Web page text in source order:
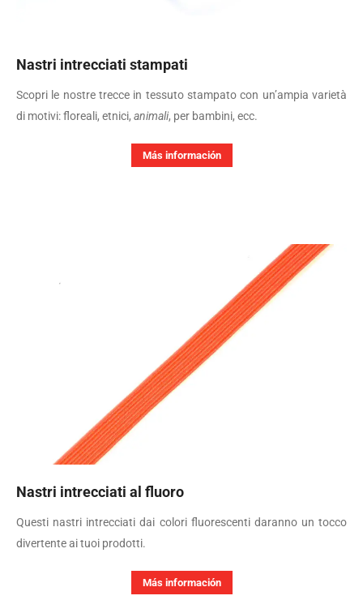
Nastri intrecciati stampati
Scopri le nostre trecce in tessuto stampato con un’ampia varietà
di motivi: floreali, etnici, animali, per bambini, ecc.
Más información
Nastri intrecciati al fluoro
Questi nastri intrecciati dai colori fluorescenti daranno un tocco
divertente ai tuoi prodotti.
Más información